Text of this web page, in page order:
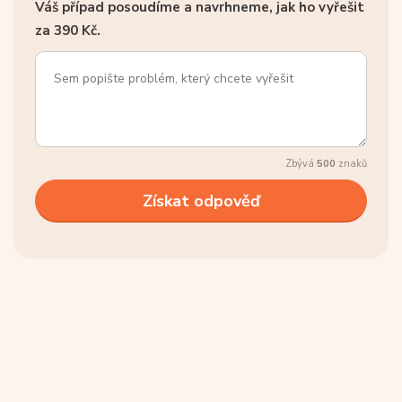
Váš případ posoudíme a navrhneme, jak ho vyřešit
za 390 Kč.
Zbývá 500 znaků